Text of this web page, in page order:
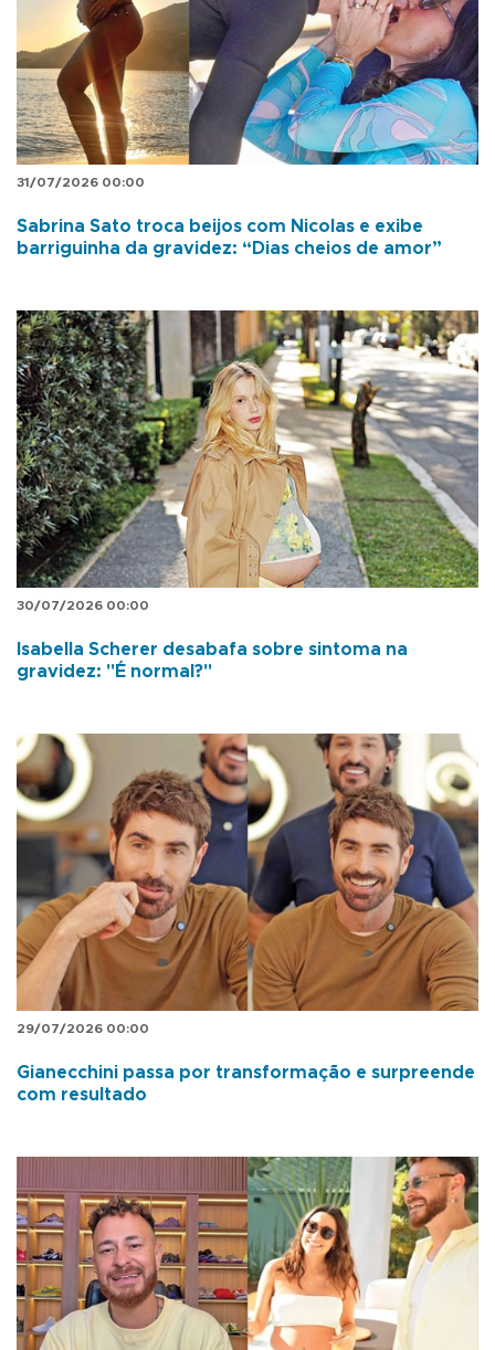
31/07/2026 00:00
Sabrina Sato troca beijos com Nicolas e exibe
barriguinha da gravidez: “Dias cheios de amor”
30/07/2026 00:00
Isabella Scherer desabafa sobre sintoma na
gravidez: "É normal?"
29/07/2026 00:00
Gianecchini passa por transformação e surpreende
com resultado